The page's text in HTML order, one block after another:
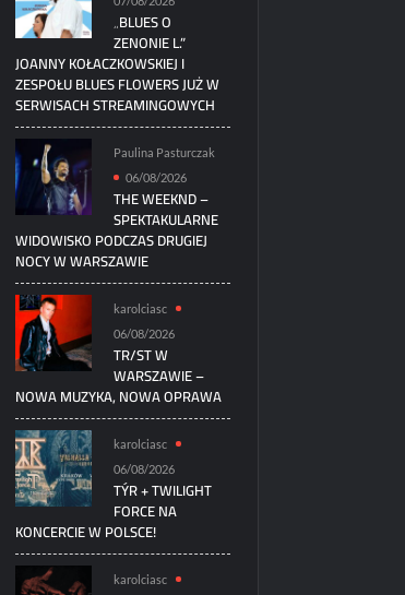
„BLUES O
ZENONIE L.”
JOANNY KOŁACZKOWSKIEJ I
ZESPOŁU BLUES FLOWERS JUŻ W
SERWISACH STREAMINGOWYCH
Paulina Pasturczak
06/08/2026
THE WEEKND –
SPEKTAKULARNE
WIDOWISKO PODCZAS DRUGIEJ
NOCY W WARSZAWIE
karolciasc
06/08/2026
TR/ST W
WARSZAWIE –
NOWA MUZYKA, NOWA OPRAWA
karolciasc
06/08/2026
TÝR + TWILIGHT
FORCE NA
KONCERCIE W POLSCE!
karolciasc